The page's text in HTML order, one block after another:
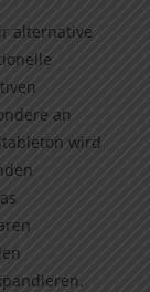
alternative
an
wird